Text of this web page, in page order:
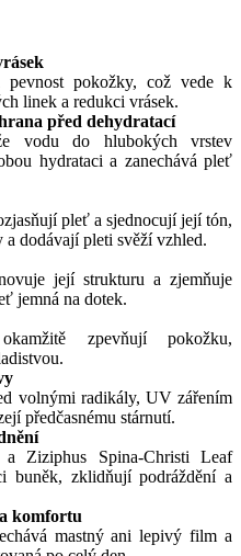
pevnost pokožky, což vede k
linek a redukci vrásek.
před dehydratací
vodu do hlubokých vrstev
hydrataci a zanechává pleť
pleť a sjednocují její tón,
dodávají pleti svěží vzhled.
její strukturu a zjemňuje
jemná na dotek.
zpevňují pokožku,
volnými radikály, UV zářením
předčasnému stárnutí.
Ziziphus Spina-Christi Leaf
buněk, zklidňují podráždění a
komfortu
mastný ani lepivý film a